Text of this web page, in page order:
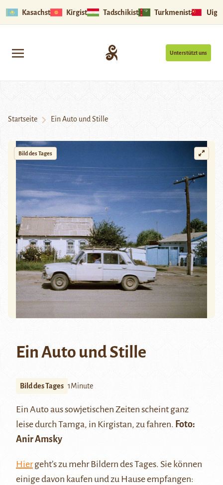
Kasachstan Kirgistan Tadschikistan Turkmenistan
Unterstützt uns
Startseite Ein Auto und Stille
Bild des Tages
Ein Auto und Stille
Bild des Tages 1Minute
Ein Auto aus sowjetischen Zeiten scheint ganz
leise durch Tamga, in Kirgistan, zu fahren. Foto:
Anir Amsky
Hiergeht’s zu mehr Bildern des Tages. Sie können
einige davon kaufen und zu Hause empfangen: